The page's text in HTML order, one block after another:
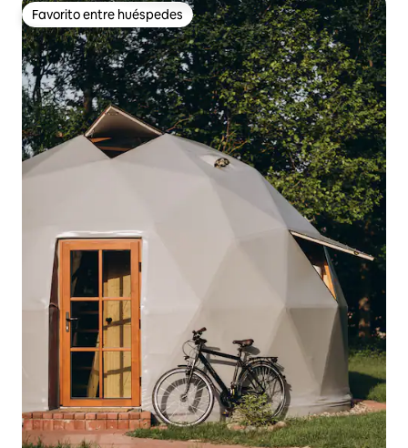
Favorito entre huéspedes
Favorito entre huéspedes